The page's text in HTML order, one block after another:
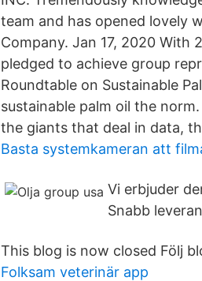
team and has opened lovely
Company. Jan 17, 2020
pledged to achieve group
Roundtable on Sustainable
sustainable palm oil the
the giants that deal in data,
Basta systemkameran att
Vi erbjuder
Snabb
This blog is now closed Följ
Folksam veterinär app